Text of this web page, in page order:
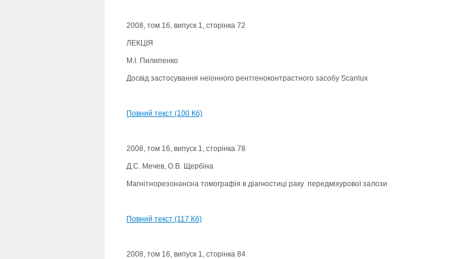
2008, том 16, випуск 1, сторінка 72
ЛЕКЦІЯ
М.І. Пилипенко
Досвід застосування неіонного рентгеноконтрастного засобу Scanlux
Повний текст (100 Кб)
2008, том 16, випуск 1, сторінка 78
Д.С. Мечев, О.В. Щербіна
Магнітнорезонансна томографія в діагностиці раку передміхурової залози
Повний текст (117 Кб)
2008, том 16, випуск 1, сторінка 84